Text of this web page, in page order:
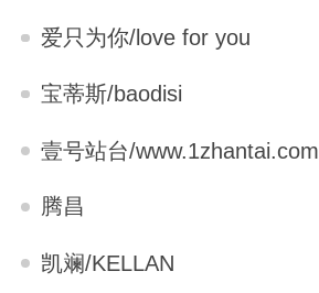
爱只为你/love for you
宝蒂斯/baodisi
壹号站台/www.1zhantai.com
腾昌
凯斓/KELLAN